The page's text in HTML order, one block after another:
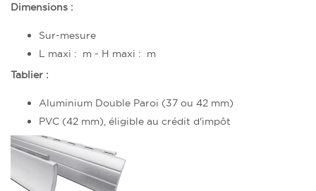
Dimensions :
Sur-mesure
L maxi : m - H maxi : m
Tablier :
Aluminium Double Paroi (37 ou 42 mm)
PVC (42 mm), éligible au crédit d'impôt